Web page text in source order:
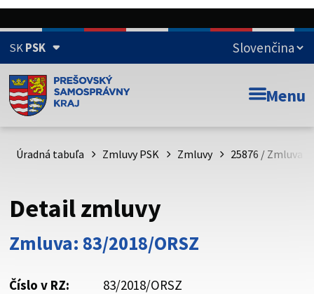
SKPSK
Doména psk.sk je oficiálna
Toto je oficiálna webová stránka Prešovského
psk.sk.
Buďte pozorní a vždy sa uistite, že zdieľate informácie iba
cez zabezpečenú webovú stránku. Zabezpečená stránka
vždy začína https:// pred názvom domény webového sídla.
Menu
Úradná tabuľa Zmluvy PSK Zmluvy 25876 / Zmluva
Detail zmluvy
Zmluva: 83/2018/ORSZ
Číslo v RZ:
83/2018/ORSZ